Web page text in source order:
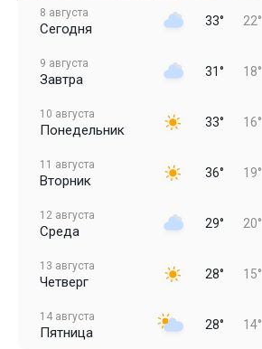
8 августа
Сегодня 33° 22°
9 августа
Завтра 31° 18°
10 августа
Понедельник 33° 16°
11 августа
Вторник 36° 19°
12 августа
Среда 29° 20°
13 августа
Четверг 28° 15°
14 августа
Пятница 28° 14°